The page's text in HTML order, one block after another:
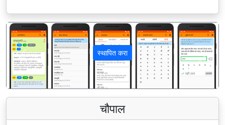
स्थापित करा
पिछला अगला
चौपाल